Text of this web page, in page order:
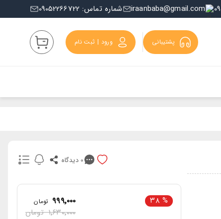
شماره تماس: 09052266722 iraanbaba@gmail.com
پشتیبانی ورود | ثبت نام
0 دیدگاه
۳۸ % ۹۹۹٬۰۰۰ تومان
۱٬۶۳۰٬۰۰۰تومان